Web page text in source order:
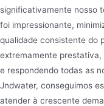
significativamente nosso
foi impressionante,
qualidade consistente do
extremamente
e respondendo todas as
Jndwater, conseguimos
atender à crescente